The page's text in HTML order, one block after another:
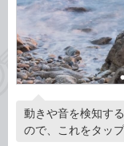
動きや音を検知す
ので、これをタップ